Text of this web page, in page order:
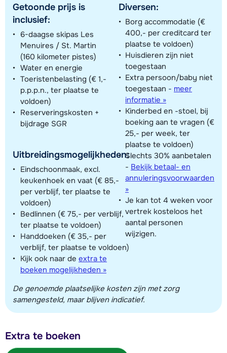
Getoonde prijs is
inclusief:
6-daagse skipas Les
Menuires / St. Martin
(160 kilometer pistes)
Water en energie
Toeristenbelasting (€ 1,-
p.p.p.n., ter plaatse te
voldoen)
Reserveringskosten +
bijdrage SGR
Uitbreidingsmogelijkheden:
Eindschoonmaak, excl.
keukenhoek en vaat (€ 85,-
per verblijf, ter plaatse te
voldoen)
Bedlinnen (€ 75,- per verblijf,
ter plaatse te voldoen)
Handdoeken (€ 35,- per
verblijf, ter plaatse te voldoen)
Kijk ook naar de extra te
boeken mogelijkheden »
Diversen:
Borg accommodatie (€
400,- per creditcard ter
plaatse te voldoen)
Huisdieren zijn niet
toegestaan
Extra persoon/baby niet
toegestaan - meer
informatie »
Kinderbed en -stoel, bij
boeking aan te vragen (€
25,- per week, ter
plaatse te voldoen)
Slechts 30% aanbetalen
- Bekijk betaal- en
annuleringsvoorwaarden
»
Je kan tot 4 weken voor
vertrek kosteloos het
aantal personen
wijzigen.
De genoemde plaatselijke kosten zijn met zorg
samengesteld, maar blijven indicatief.
Extra te boeken